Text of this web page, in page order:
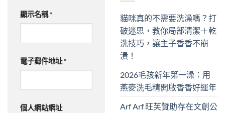
顯示名稱*
電子郵件地址*
個人網站網址
貓咪真的不需要洗澡嗎？打
破迷思，教你局部清潔＋乾
洗技巧，讓主子香香不崩
潰！
2026毛孩新年第一澡：用
燕麥洗毛精開啟香香好運年
Arf Arf 旺芙贊助存在文創公